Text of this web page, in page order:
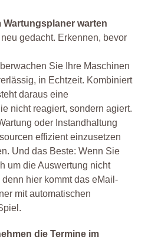
warten
gedacht. Erkennen, bevor
Sie Ihre Maschinen
in Echtzeit. Kombiniert
daraus eine
nicht reagiert, sondern agiert.
oder Instandhaltung
effizient einzusetzen
Und das Beste: Wenn Sie
um die Auswertung nicht
hier kommt das eMail-
mit automatischen
die Termine im